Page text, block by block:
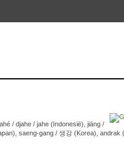
/ djahe / jahe (Indonesië), jiāng /
saeng-gang / 생강 (Korea), andrak